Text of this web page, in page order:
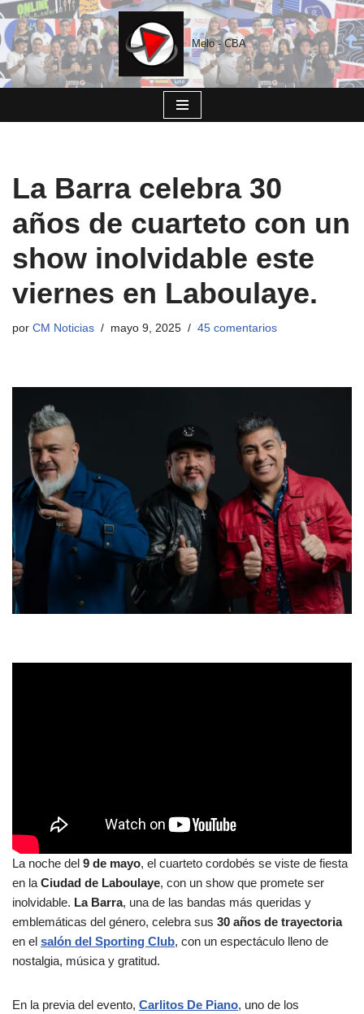
Saltar
al
contenido
Melo - CBA
La Barra celebra 30
años de cuarteto con un
show inolvidable este
viernes en Laboulaye.
por CM Noticias mayo 9, 2025 45 comentarios
La noche del 9 de mayo, el cuarteto cordobés se viste de fiesta
en la Ciudad de Laboulaye, con un show que promete ser
inolvidable. La Barra, una de las bandas más queridas y
emblemáticas del género, celebra sus 30 años de trayectoria
en el salón del Sporting Club, con un espectáculo lleno de
nostalgia, música y gratitud.
En la previa del evento, Carlitos De Piano, uno de los